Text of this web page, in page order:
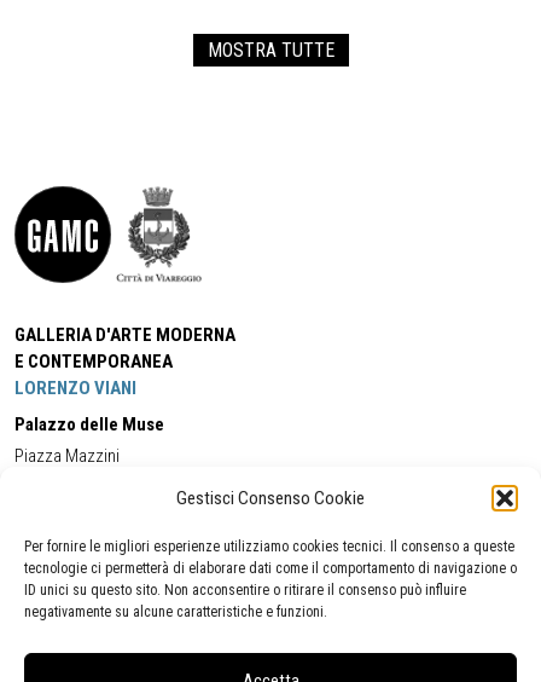
Gestisci Consenso Cookie
Per fornire le migliori esperienze utilizziamo cookies tecnici. Il consenso a queste
tecnologie ci permetterà di elaborare dati come il comportamento di navigazione o
ID unici su questo sito. Non acconsentire o ritirare il consenso può influire
negativamente su alcune caratteristiche e funzioni.
MOSTRA TUTTE
GALLERIA D'ARTE MODERNA
E CONTEMPORANEA
LORENZO VIANI
Palazzo delle Muse
Piazza Mazzini
Cell:+39 338 5714978 (orario apertura Galleria)
Tel:
+39 0584 944580
(orario 09.00/13.00)
Email:gamc@comune.viareggio.lu.it
Segnalazione di inaccessibilità